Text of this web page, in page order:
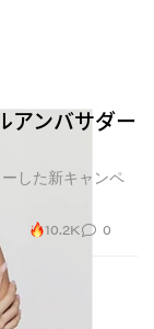
アンバサダー
した新キャンペ
10.2K 0